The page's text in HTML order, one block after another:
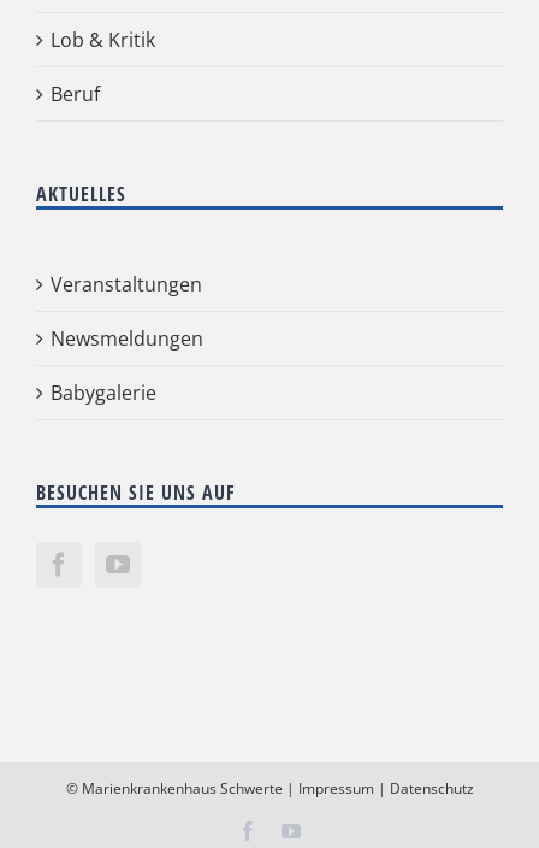
Lob & Kritik
Beruf
AKTUELLES
Veranstaltungen
Newsmeldungen
Babygalerie
BESUCHEN SIE UNS AUF
© Marienkrankenhaus Schwerte | Impressum| Datenschutz
FacebookYouTube